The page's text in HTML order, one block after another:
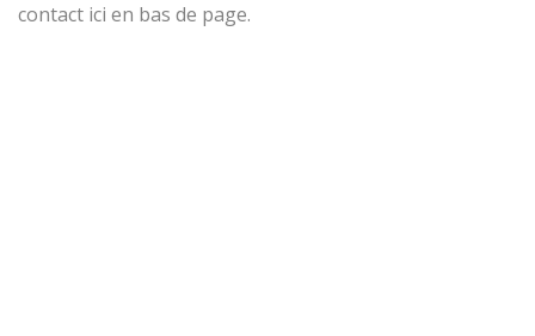
contact ici en bas de page.